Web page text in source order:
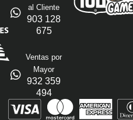
al Cliente
903 128
675
Ventas por
Mayor
932 359
494